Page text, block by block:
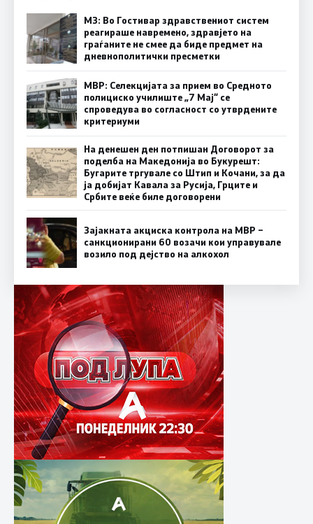
МЗ: Во Гостивар здравствениот систем
реагираше навремено, здравјето на
граѓаните не смее да биде предмет на
дневнополитички пресметки
МВР: Селекцијата за прием во Средното
полициско училиште „7 Мај“ се
спроведува во согласност со утврдените
критериуми
На денешен ден потпишан Договорот за
поделба на Македонија во Букурешт:
Бугарите тргувале со Штип и Кочани, за да
ја добијат Кавала за Русија, Грците и
Србите веќе биле договорени
Зајакната акциска контрола на МВР –
санкционирани 60 возачи кои управувале
возило под дејство на алкохол